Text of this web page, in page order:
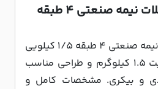
دستگاه آبشار شکلات نیمه صنعتی 4 طبقه
دستگاه آبشار شکلات نیمه صنعتی 4 طبقه 1/5 کیلویی
با توان 210 وات، ظرفیت 1.5 کیلوگرم و طراحی مناسب
و بیکری. مشخصات کامل و